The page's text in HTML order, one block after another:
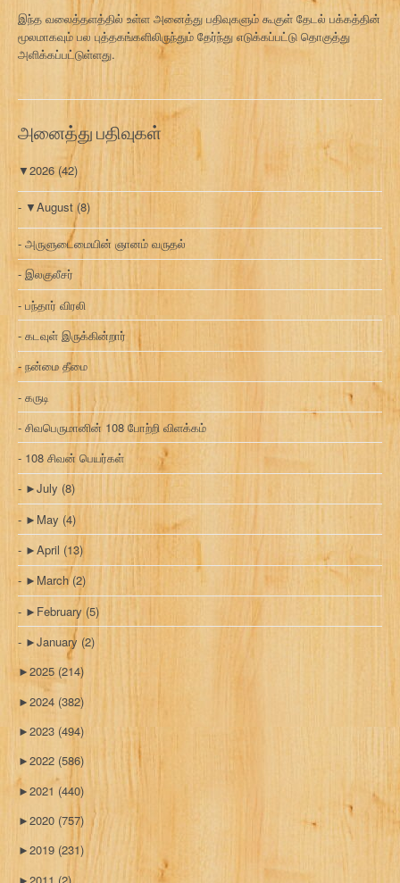
இந்த வலைத்தளத்தில் உள்ள அனைத்து பதிவுகளும் கூகுள் தேடல் பக்கத்தின்
மூலமாகவும் பல புத்தகங்களிலிருந்தும் தேர்ந்து எடுக்கப்பட்டு தொகுத்து
அளிக்கப்பட்டுள்ளது.
அனைத்து பதிவுகள்
▼2026 (42)
▼August (8)
அருளுடைமையின் ஞானம் வருதல்
இலகுலீசர்
பந்தார் விரலி
கடவுள் இருக்கின்றார்
நன்மை தீமை
கருடி
சிவபெருமானின் 108 போற்றி விளக்கம்
108 சிவன் பெயர்கள்
►July (8)
► May (4)
►April (13)
► March(2)
► February (5)
►January (2)
►2025 (214)
►2024 (382)
►2023 (494)
►2022 (586)
►2021 (440)
►2020 (757)
►2019 (231)
►2011 (2)